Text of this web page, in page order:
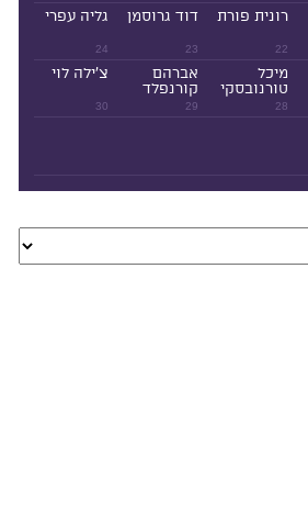
22
רונית פורת
23
דוד גרוסמן
24
גליה עפרי
28
מיכל
טורנובסקי
29
אברהם
קורנפלד
30
צ'ילה לוי